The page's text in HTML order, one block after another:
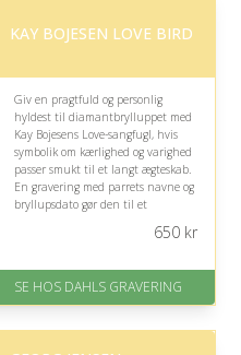
KAY BOJESEN LOVE BIRD
Giv en pragtfuld og personlig
hyldest til diamantbrylluppet med
Kay Bojesens Love-sangfugl, hvis
symbolik om kærlighed og varighed
passer smukt til et langt ægteskab.
En gravering med parrets navne og
bryllupsdato gør den til et
Gratis fragt
på 4.8 ud af 5
650kr
SE HOS DAHLS GRAVERING